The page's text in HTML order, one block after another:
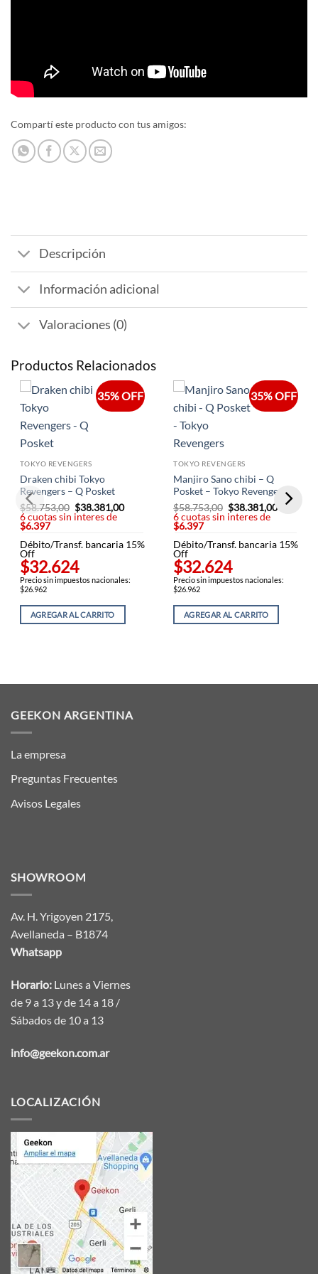
Compartí este producto con tus amigos:
Descripción
Información adicional
Valoraciones (0)
Productos Relacionados
35% OFF
TOKYO REVENGERS
Draken chibi Tokyo
Revengers – Q Posket
$58.753,00 El
precio
$58.753,00.
$38.381,00El
$38.381,00.
6 cuotas sin interes de
$6.397
Débito/Transf. bancaria 15%
Off
$32.624
Precio sin impuestos nacionales:
$26.962
AGREGAR AL CARRITO
35% OFF
TOKYO REVENGERS
Manjiro Sano chibi – Q
Posket – Tokyo Revengers
$58.753,00 El
precio
$58.753,00.
$38.381,00 El
6 cuotas sin interes de
$6.397
Débito/Transf. bancaria 15%
Off
$32.624
Precio sin impuestos nacionales:
$26.962
AGREGAR AL CARRITO
GEEKON ARGENTINA
La empresa
Preguntas Frecuentes
Avisos Legales
SHOWROOM
Av. H. Yrigoyen 2175,
Avellaneda – B1874
Whatsapp
Horario: Lunes a Viernes
de 9 a 13 y de 14 a 18 /
Sábados de 10 a 13
info@geekon.com.ar
LOCALIZACIÓN